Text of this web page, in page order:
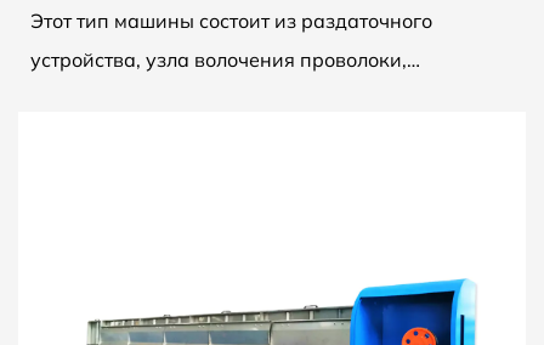
Этот тип машины состоит из раздаточного
устройства, узла волочения проволоки,